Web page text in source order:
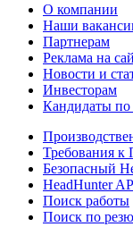
О компании
Наши
Партнерам
Реклама на
Новости и
Инвесторам
Кандидаты по
Требования к
Безопасный
HeadHunter
Поиск работы
Поиск по